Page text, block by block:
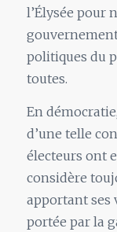
l’Élysée pour
politiques du
toutes.
En
d’une telle
électeurs ont
considère
apportant ses
portée par la